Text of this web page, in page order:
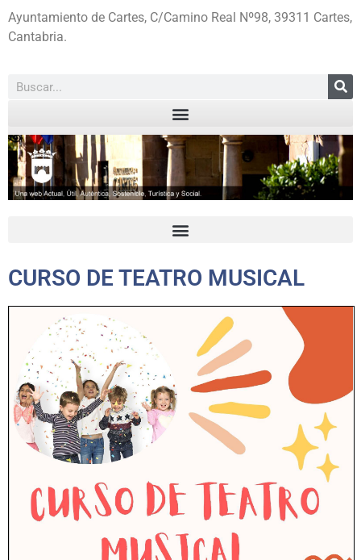
Ayuntamiento de Cartes, C/Camino Real Nº98, 39311 Cartes,
Cantabria.
CURSO DE TEATRO MUSICAL